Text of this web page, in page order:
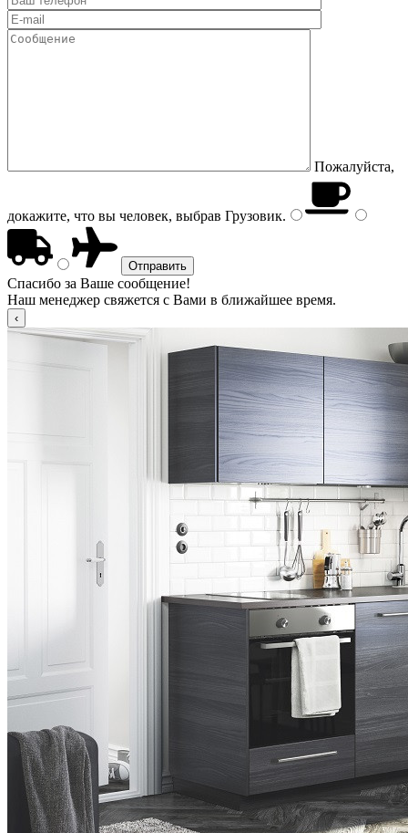
Пожалуйста,
докажите, что вы человек, выбрав Грузовик.
Спасибо за Ваше сообщение!
Наш менеджер свяжется с Вами в ближайшее время.